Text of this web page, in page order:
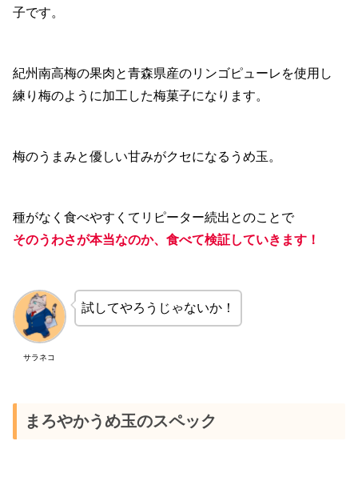
子です。
紀州南高梅の果肉と青森県産のリンゴピューレを使用し
練り梅のように加工した梅菓子になります。
梅のうまみと優しい甘みがクセになるうめ玉。
種がなく食べやすくてリピーター続出とのことで
そのうわさが本当なのか、食べて検証していきます！
サラネコ
試してやろうじゃないか！
まろやかうめ玉のスペック